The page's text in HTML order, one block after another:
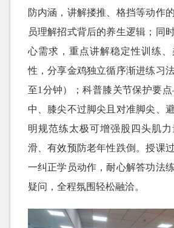
防内涵，讲解搂推、格挡等动作
员理解招式背后的养生逻辑；同
心需求，重点讲解稳定性训练
性，分享金鸡独立循序渐进练习
至1分钟）；科普膝关节保护要
中、膝尖不过脚尖且对准脚尖、
明规范练太极可增强股四头肌
滑、有效预防老年性跌倒。授课
一纠正学员动作，耐心解答功法
疑问，全程氛围轻松融洽。